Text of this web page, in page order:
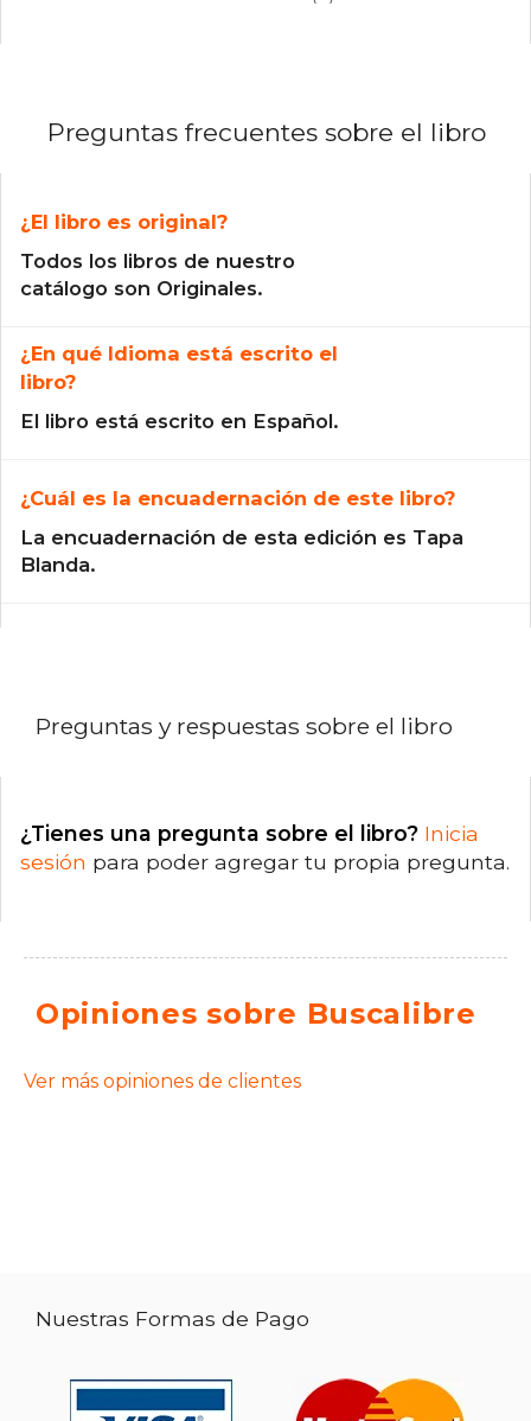
Preguntas frecuentes sobre el libro
¿El libro es original?
Todos los libros de nuestro
catálogo son Originales.
¿En qué Idioma está escrito el
libro?
El libro está escrito en Español.
¿Cuál es la encuadernación de este libro?
La encuadernación de esta edición es Tapa
Blanda.
Preguntas y respuestas sobre el libro
¿Tienes una pregunta sobre el libro? Inicia
sesión para poder agregar tu propia pregunta.
Opiniones sobre Buscalibre
Ver más opiniones de clientes
Nuestras Formas de Pago